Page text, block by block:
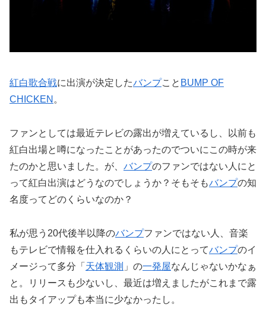
紅白歌合戦に出演が決定したバンプこと BUMP OF
CHICKEN 。
ファンとしては最近テレビの露出が増えているし、以前も
紅白出場と噂になったことがあったのでついにこの時が来
たのかと思いました。が、 バンプのファンではない人にと
って紅白出演はどうなのでしょうか？そもそもバンプの知
名度ってどのくらいなのか？
私が思う20代後半以降のバンプファンではない人、音楽
もテレビで情報を仕入れるくらいの人にとってバンプのイ
メージって多分「 天体観測 」の一発屋なんじゃないかなぁ
と。リリースも少ないし、最近は増えましたがこれまで露
出もタイアップも本当に少なかったし。